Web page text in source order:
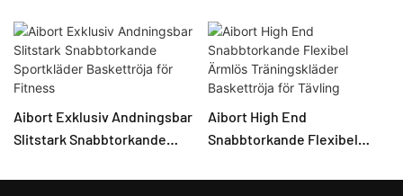
Aibort Exklusiv Andningsbar
Slitstark Snabbtorkande
Fitness
Aibort High End
Snabbtorkande Flexibel
Baskettröja för Tävling